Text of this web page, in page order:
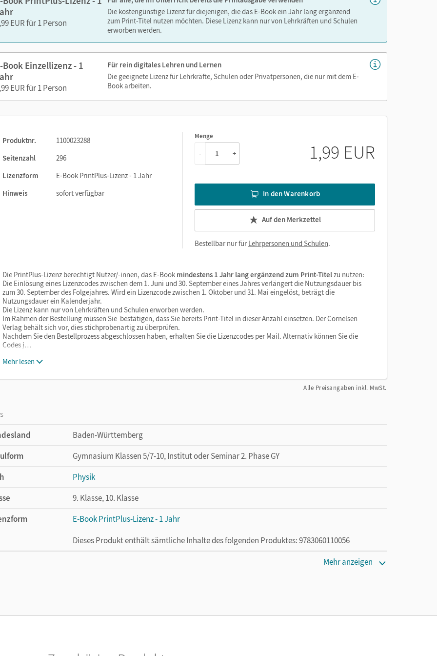
EUR für 1 Person
Die kostengünstige Lizenz für diejenigen, die das E-Book ein Jahr lang ergänzend
zum Print-Titel nutzen möchten. Diese Lizenz kann nur von Lehrkräften und Schulen
erworben werden.
Book Einzellizenz - 1
EUR für 1 Person
Für rein digitales Lehren und Lernen
Die geeignete Lizenz für Lehrkräfte, Schulen oder Privatpersonen, die nur mit dem E-
Book arbeiten.
Produktnr.
1100023288
Seitenzahl
296
Lizenzform
E-Book PrintPlus-Lizenz - 1 Jahr
Hinweis
sofort verfügbar
Menge
1
- + 1,99 EUR
In den Warenkorb
Auf den Merkzettel
Bestellbar nur fürLehrpersonen und Schulen.
Die PrintPlus-Lizenz berechtigt Nutzer/-innen, das E-Book mindestens 1 Jahr lang ergänzend zum Print-Titelzu nutzen:
Die Einlösung eines Lizenzcodes zwischen dem 1. Juni und 30. September eines Jahres verlängert die Nutzungsdauer bis
zum 30. September des Folgejahres. Wird ein Lizenzcode zwischen 1. Oktober und 31. Mai eingelöst, beträgt die
Nutzungsdauer ein Kalenderjahr.
Die Lizenz kann nur von Lehrkräften und Schulen erworben werden.
Im Rahmen der Bestellung müssen Sie bestätigen, dass Sie bereits Print-Titel in dieser Anzahl einsetzen. Der Cornelsen
Verlag behält sich vor, dies stichprobenartig zu überprüfen.
Nachdem Sie den Bestellprozess abgeschlossen haben, erhalten Sie die Lizenzcodes per Mail. Alternativ können Sie die
Codes j…
Mehr lesen
Alle Preisangaben inkl. MwSt.
Baden-Württemberg
Gymnasium Klassen 5/7-10, Institut oder Seminar 2. Phase GY
Physik
9. Klasse, 10. Klasse
E-Book PrintPlus-Lizenz - 1 Jahr
Dieses Produkt enthält sämtliche Inhalte des folgenden Produktes: 9783060110056
Cornelsen Verlag
Mehr anzeigen